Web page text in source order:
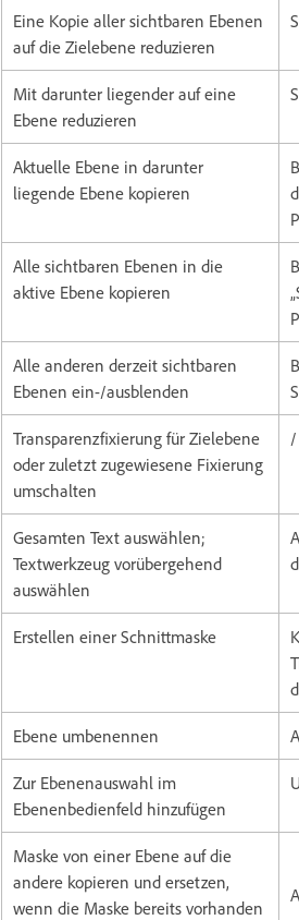
Eine Kopie aller sichtbaren Ebenen
auf die Zielebene reduzieren
Mit darunter liegender auf eine
Ebene reduzieren
Aktuelle Ebene in darunter
liegende Ebene kopieren
Alle sichtbaren Ebenen in die
aktive Ebene kopieren
Alle anderen derzeit sichtbaren
Ebenen ein-/ausblenden
Transparenzfixierung für Zielebene
oder zuletzt zugewiesene Fixierung
umschalten
Gesamten Text auswählen;
Textwerkzeug vorübergehend
auswählen
Erstellen einer Schnittmaske
Ebene umbenennen
Zur Ebenenauswahl im
Ebenenbedienfeld hinzufügen
Maske von einer Ebene auf die
andere kopieren und ersetzen,
wenn die Maske bereits vorhanden